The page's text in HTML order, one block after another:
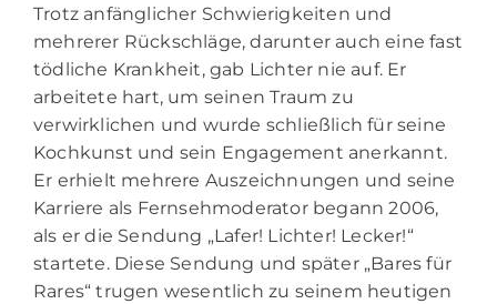
Trotz anfänglicher Schwierigkeiten und
mehrerer Rückschläge, darunter auch eine fast
tödliche Krankheit, gab Lichter nie auf. Er
arbeitete hart, um seinen Traum zu
verwirklichen und wurde schließlich für seine
Kochkunst und sein Engagement anerkannt.
Er erhielt mehrere Auszeichnungen und seine
Karriere als Fernsehmoderator begann 2006,
als er die Sendung „Lafer! Lichter! Lecker!“
startete. Diese Sendung und später „Bares für
Rares“ trugen wesentlich zu seinem heutigen